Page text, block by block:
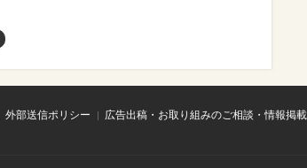
外部送信ポリシー
広告出稿・お取り組みのご相談・情報掲